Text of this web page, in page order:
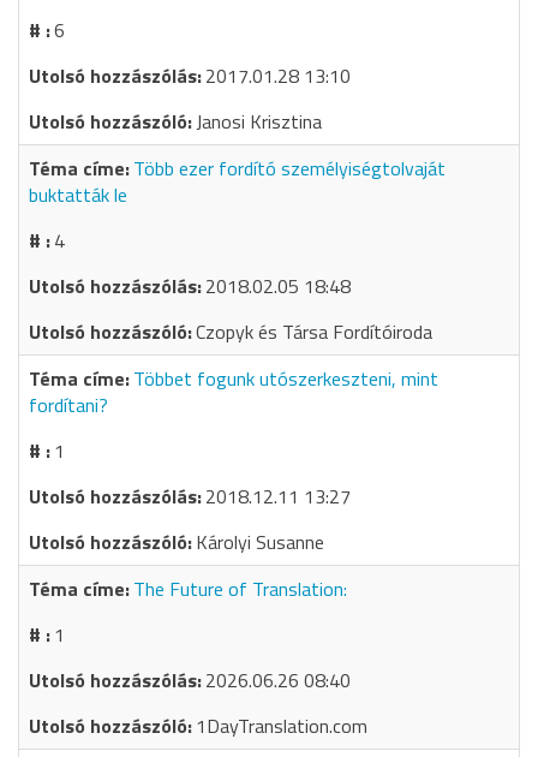
6
2017.01.28 13:10
Janosi Krisztina
Több ezer fordító személyiségtolvaját
buktatták le
4
2018.02.05 18:48
Czopyk és Társa Fordítóiroda
Többet fogunk utószerkeszteni, mint
fordítani?
1
2018.12.11 13:27
Károlyi Susanne
The Future of Translation:
1
2026.06.26 08:40
1DayTranslation.com